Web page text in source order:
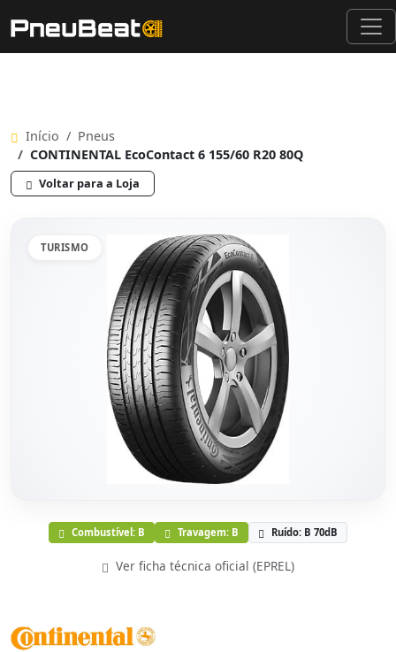
Início
Pneus
CONTINENTAL EcoContact 6 155/60 R20 80Q
Voltar para a Loja
TURISMO
Combustível: B Travagem: B Ruído: B 70dB
Ver ficha técnica oficial (EPREL)